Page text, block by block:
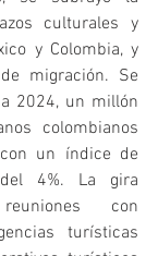
culturales y
y Colombia, y
migración. Se
2024, un millón
colombianos
un índice de
4%. La gira
con
turísticas